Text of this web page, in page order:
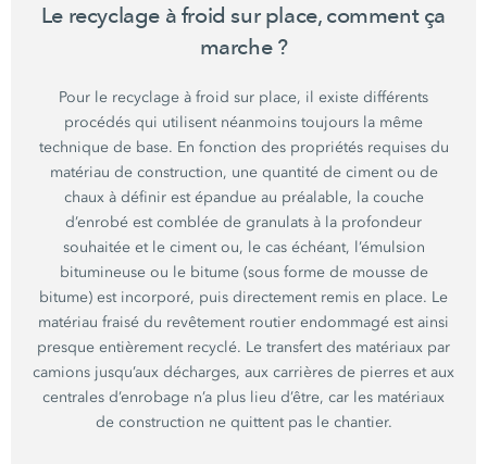
Le recyclage à froid sur place, comment ça
marche ?
Pour le recyclage à froid sur place, il existe différents
procédés qui utilisent néanmoins toujours la même
technique de base. En fonction des propriétés requises du
matériau de construction, une quantité de ciment ou de
chaux à définir est épandue au préalable, la couche
d’enrobé est comblée de granulats à la profondeur
souhaitée et le ciment ou, le cas échéant, l’émulsion
bitumineuse ou le bitume (sous forme de mousse de
bitume) est incorporé, puis directement remis en place. Le
matériau fraisé du revêtement routier endommagé est ainsi
presque entièrement recyclé. Le transfert des matériaux par
camions jusqu’aux décharges, aux carrières de pierres et aux
centrales d’enrobage n’a plus lieu d’être, car les matériaux
de construction ne quittent pas le chantier.